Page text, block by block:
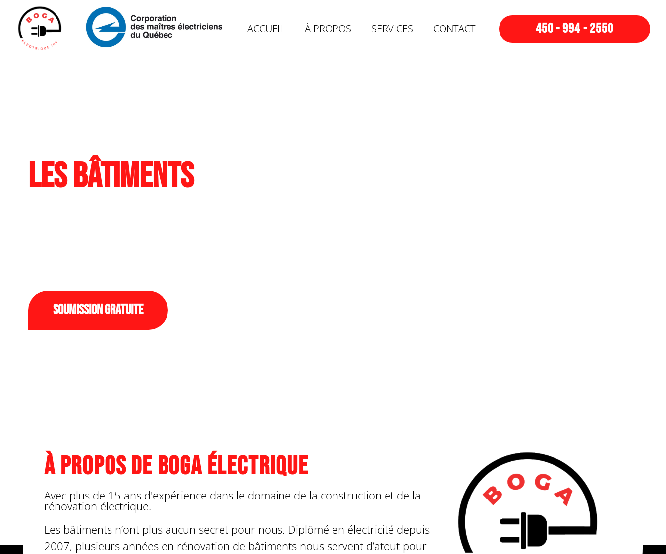
ACCUEIL À PROPOS SERVICES CONTACT 450 - 994 - 2550
Les bâtiments
Soumission gratuite
À propos de Boga Électrique
Avec plus de 15 ans d'expérience dans le domaine de la construction et de la
rénovation électrique.
Les bâtiments n’ont plus aucun secret pour nous. Diplômé en électricité depuis
2007, plusieurs années en rénovation de bâtiments nous servent d’atout pour